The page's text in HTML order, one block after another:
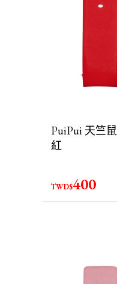
PuiPui 天竺
紅
TWD$400